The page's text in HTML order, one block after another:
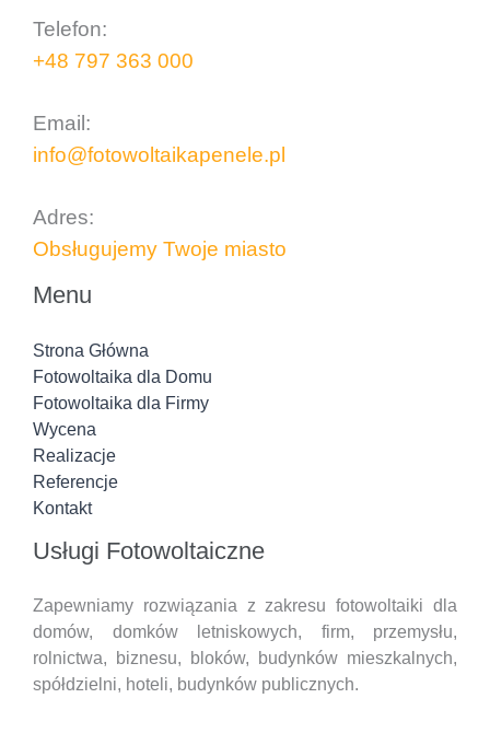
Telefon:
+48 797 363 000
Email:
info@fotowoltaikapenele.pl
Adres:
Obsługujemy Twoje miasto
Menu
Strona Główna
Fotowoltaika dla Domu
Fotowoltaika dla Firmy
Wycena
Realizacje
Referencje
Kontakt
Usługi Fotowoltaiczne
Zapewniamy rozwiązania z zakresu fotowoltaiki dla
domów, domków letniskowych, firm, przemysłu,
rolnictwa, biznesu, bloków, budynków mieszkalnych,
spółdzielni, hoteli, budynków publicznych.